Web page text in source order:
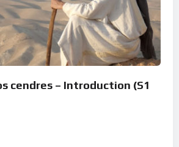
cendres – Introduction (S1